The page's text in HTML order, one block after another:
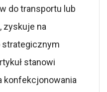
do transportu lub
zyskuje na
strategicznym
stanowi
konfekcjonowania